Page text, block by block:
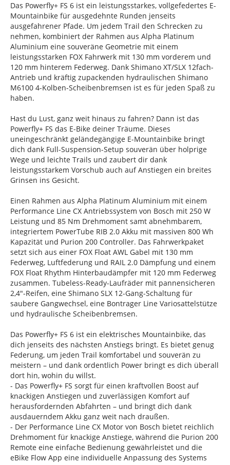
Das Powerfly+ FS 6 ist ein leistungsstarkes, vollgefedertes E-
Mountainbike für ausgedehnte Runden jenseits
ausgefahrener Pfade. Um jedem Trail den Schrecken zu
nehmen, kombiniert der Rahmen aus Alpha Platinum
Aluminium eine souveräne Geometrie mit einem
leistungsstarken FOX Fahrwerk mit 130 mm vorderem und
120 mm hinterem Federweg. Dank Shimano XT/SLX 12fach-
Antrieb und kräftig zupackenden hydraulischen Shimano
M6100 4-Kolben-Scheibenbremsen ist es für jeden Spaß zu
haben.
Hast du Lust, ganz weit hinaus zu fahren? Dann ist das
Powerfly+ FS das E-Bike deiner Träume. Dieses
uneingeschränkt geländegängige E-Mountainbike bringt
dich dank Full-Suspension-Setup souverän über holprige
Wege und leichte Trails und zaubert dir dank
leistungsstarkem Vorschub auch auf Anstiegen ein breites
Grinsen ins Gesicht.
Einen Rahmen aus Alpha Platinum Aluminium mit einem
Performance Line CX Antriebssystem von Bosch mit 250 W
Leistung und 85 Nm Drehmoment samt abnehmbarem,
integriertem PowerTube RIB 2.0 Akku mit massiven 800 Wh
Kapazität und Purion 200 Controller. Das Fahrwerkpaket
setzt sich aus einer FOX Float AWL Gabel mit 130 mm
Federweg, Luftfederung und RAIL 2.0 Dämpfung und einem
FOX Float Rhythm Hinterbaudämpfer mit 120 mm Federweg
zusammen. Tubeless-Ready-Laufräder mit pannensicheren
2,4"-Reifen, eine Shimano SLX 12-Gang-Schaltung für
saubere Gangwechsel, eine Bontrager Line Variosattelstütze
und hydraulische Scheibenbremsen.
Das Powerfly+ FS 6 ist ein elektrisches Mountainbike, das
dich jenseits des nächsten Anstiegs bringt. Es bietet genug
Federung, um jeden Trail komfortabel und souverän zu
meistern – und dank ordentlich Power bringt es dich überall
dort hin, wohin du willst.
- Das Powerfly+ FS sorgt für einen kraftvollen Boost auf
knackigen Anstiegen und zuverlässigen Komfort auf
herausfordernden Abfahrten – und bringt dich dank
ausdauerndem Akku ganz weit nach draußen.
- Der Performance Line CX Motor von Bosch bietet reichlich
Drehmoment für knackige Anstiege, während die Purion 200
Remote eine einfache Bedienung gewährleistet und die
eBike Flow App eine individuelle Anpassung des Systems